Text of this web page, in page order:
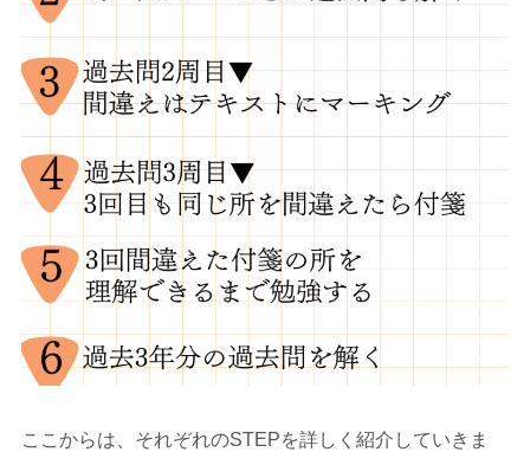
ここからは、それぞれのSTEPを詳しく紹介していきま